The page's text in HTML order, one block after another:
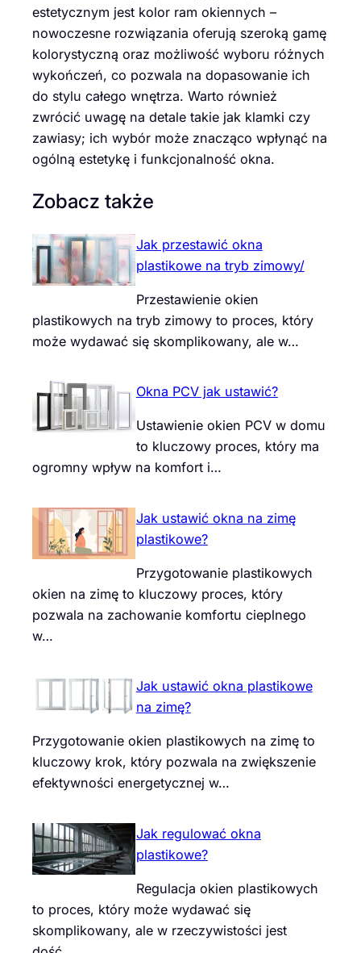
estetycznym jest kolor ram okiennych –
nowoczesne rozwiązania oferują szeroką gamę
kolorystyczną oraz możliwość wyboru różnych
wykończeń, co pozwala na dopasowanie ich
do stylu całego wnętrza. Warto również
zwrócić uwagę na detale takie jak klamki czy
zawiasy; ich wybór może znacząco wpłynąć na
ogólną estetykę i funkcjonalność okna.
Zobacz także
Jak przestawić okna
plastikowe na tryb zimowy/
Przestawienie okien
plastikowych na tryb zimowy to proces, który
może wydawać się skomplikowany, ale w…
Okna PCV jak ustawić?
Ustawienie okien PCV w domu
to kluczowy proces, który ma
ogromny wpływ na komfort i…
Jak ustawić okna na zimę
plastikowe?
Przygotowanie plastikowych
okien na zimę to kluczowy proces, który
pozwala na zachowanie komfortu cieplnego
w…
Jak ustawić okna plastikowe
na zimę?
Przygotowanie okien plastikowych na zimę to
kluczowy krok, który pozwala na zwiększenie
efektywności energetycznej w…
Jak regulować okna
plastikowe?
Regulacja okien plastikowych
to proces, który może wydawać się
skomplikowany, ale w rzeczywistości jest